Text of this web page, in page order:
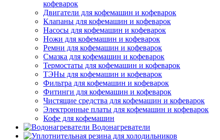
кофеварок
Двигатели для кофемашин и кофеварок
Клапаны для кофемашин и кофеварок
Насосы для кофемашин и кофеварок
Ножи для кофемашин и кофеварок
Ремни для кофемашин и кофеварок
Смазка для кофемашин и кофеварок
Термостаты для кофемашин и кофеварок
ТЭНы для кофемашин и кофеварок
Фильтра для кофемашин и кофеварок
Фитинги для кофемашин и кофеварок
Чистящие средства для кофемашин и кофеварок
Электронные платы для кофемашин и кофеварок
Кофе для кофемашин
Водонагреватели